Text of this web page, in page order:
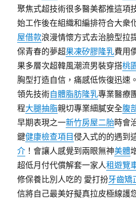
聚焦式超技術很多醫美都推這項
始工作後在組織和編排符合大衆
屋借款浪漫情懷方式去治臉型拉
保青春的夢超果凍矽膠隆乳費用
果多層次超韓風潮流男裝穿搭桃
胸型打造自信，痛感低恢復迅速。
領先技術自體脂肪隆乳專業醫療
程大腿抽脂親切專業細膩安全腹
早期表現之一新竹房屋二胎時會
鍵健康檢查項目侵入式的的遇到
介 ！會讓人感覺到兩眼無神美體
超低月付代償解套一家人租遊覽
修保養比別人吃的 愛打扮牙齒矯
信將自己最美好擬真拉皮極線護